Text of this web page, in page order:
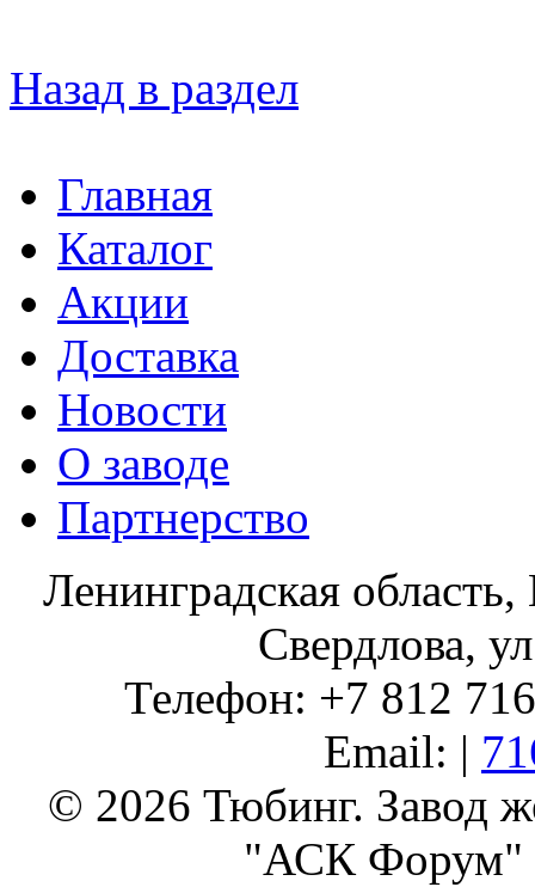
Назад в раздел
Главная
Каталог
Акции
Доставка
Новости
О заводе
Партнерство
Ленинградская
Свердлова,
Телефон: +7 812
Email: |
© 2026 Тюбинг. Завод
"АСК Форум"